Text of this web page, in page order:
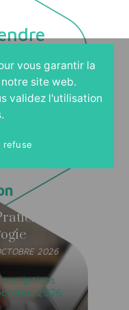
UN ENTRETIEN
en
2026
2026.
vous garantir la
site web.
validez l'utilisation
refuse